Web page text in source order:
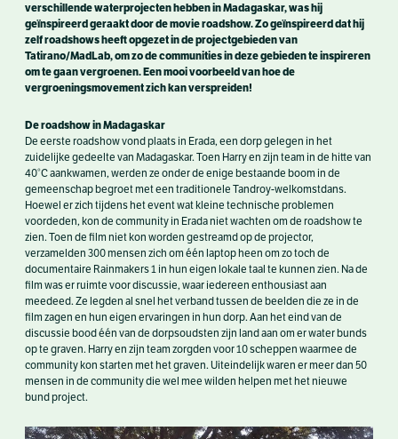
verschillende waterprojecten hebben in Madagaskar, was hij
geïnspireerd geraakt door de movie roadshow. Zo geïnspireerd dat hij
zelf roadshows heeft opgezet in de projectgebieden van
Tatirano/MadLab, om zo de communities in deze gebieden te inspireren
om te gaan vergroenen. Een mooi voorbeeld van hoe de
vergroeningsmovement zich kan verspreiden!
De roadshow in Madagaskar
De eerste roadshow vond plaats in Erada, een dorp gelegen in het
zuidelijke gedeelte van Madagaskar. Toen Harry en zijn team in de hitte van
40°C aankwamen, werden ze onder de enige bestaande boom in de
gemeenschap begroet met een traditionele Tandroy-welkomstdans.
Hoewel er zich tijdens het event wat kleine technische problemen
voordeden, kon de community in Erada niet wachten om de roadshow te
zien. Toen de film niet kon worden gestreamd op de projector,
verzamelden 300 mensen zich om één laptop heen om zo toch de
documentaire Rainmakers 1 in hun eigen lokale taal te kunnen zien. Na de
film was er ruimte voor discussie, waar iedereen enthousiast aan
meedeed. Ze legden al snel het verband tussen de beelden die ze in de
film zagen en hun eigen ervaringen in hun dorp. Aan het eind van de
discussie bood één van de dorpsoudsten zijn land aan om er water bunds
op te graven. Harry en zijn team zorgden voor 10 scheppen waarmee de
community kon starten met het graven. Uiteindelijk waren er meer dan 50
mensen in de community die wel mee wilden helpen met het nieuwe
bund project.